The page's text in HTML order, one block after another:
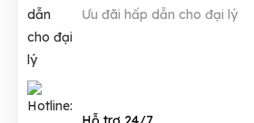
Ưu đãi hấp dẫn cho đại lý